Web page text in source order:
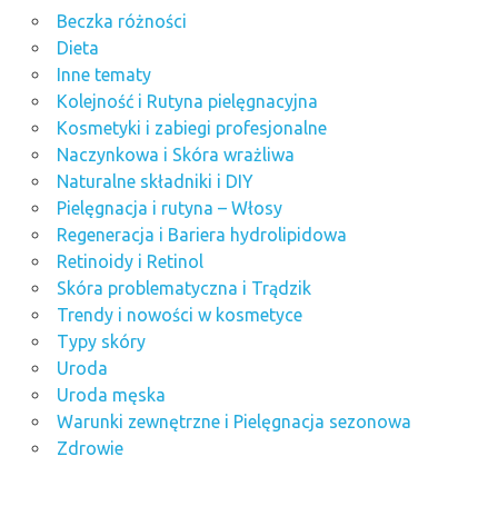
Beczka różności
Dieta
Inne tematy
Kolejność i Rutyna pielęgnacyjna
Kosmetyki i zabiegi profesjonalne
Naczynkowa i Skóra wrażliwa
Naturalne składniki i DIY
Pielęgnacja i rutyna – Włosy
Regeneracja i Bariera hydrolipidowa
Retinoidy i Retinol
Skóra problematyczna i Trądzik
Trendy i nowości w kosmetyce
Typy skóry
Uroda
Uroda męska
Warunki zewnętrzne i Pielęgnacja sezonowa
Zdrowie